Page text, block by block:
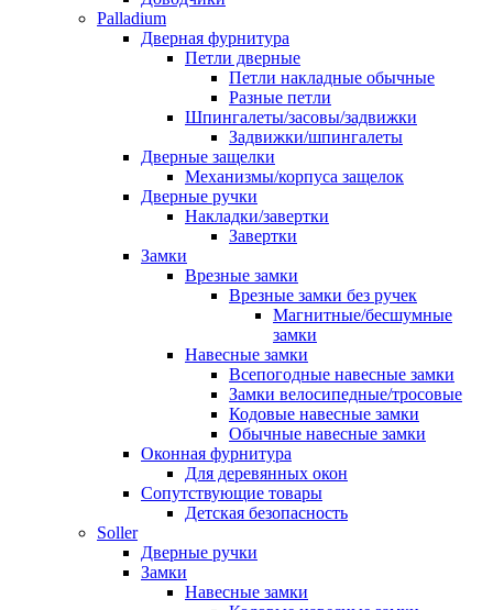
Palladium
Дверная фурнитура
Петли дверные
Петли накладные обычные
Разные петли
Шпингалеты/засовы/задвижки
Задвижки/шпингалеты
Дверные защелки
Механизмы/корпуса защелок
Дверные ручки
Накладки/завертки
Завертки
Замки
Врезные замки
Врезные замки без ручек
Магнитные/бесшумные
замки
Навесные замки
Всепогодные навесные замки
Замки велосипедные/тросовые
Кодовые навесные замки
Обычные навесные замки
Оконная фурнитура
Для деревянных окон
Сопутствующие товары
Детская безопасность
Soller
Дверные ручки
Замки
Навесные замки